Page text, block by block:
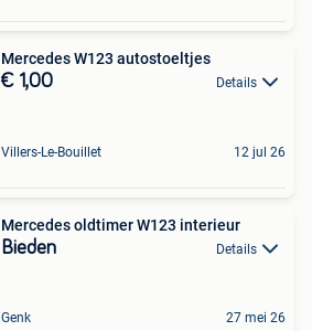
Mercedes W123 autostoeltjes
€ 1,00 Details
Villers-Le-Bouillet 12 jul 26
Mercedes oldtimer W123 interieur
Bieden Details
Genk 27 mei 26